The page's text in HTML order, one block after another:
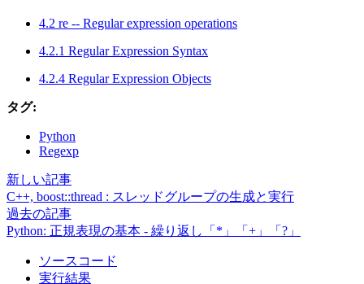
4.2 re -- Regular expression operations
4.2.1 Regular Expression Syntax
4.2.4 Regular Expression Objects
タグ:
Python
Regexp
新しい記事
C++, boost::thread : スレッドグループの生成と実行
過去の記事
Python: 正規表現の基本 - 繰り返し「*」「+」「?」
ソースコード
実行結果